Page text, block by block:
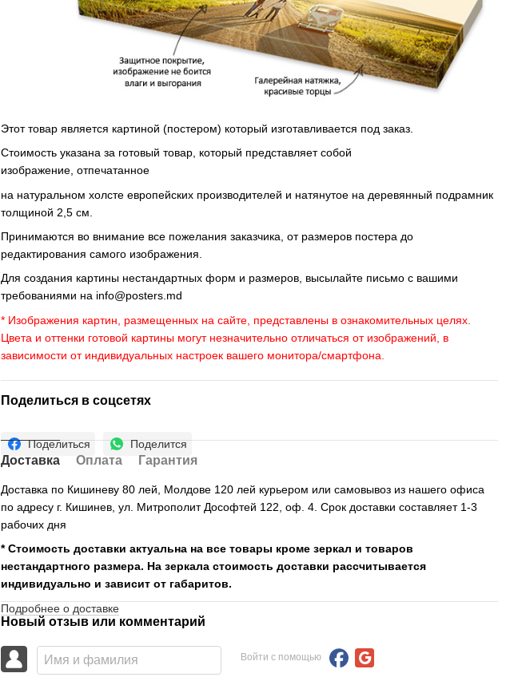
Этот товар является картиной (постером) который изготавливается под заказ.
Стоимость указана за готовый товар, который представляет собой
изображение, отпечатанное
на натуральном холсте европейских производителей и натянутое на деревянный подрамник
толщиной 2,5 см.
Принимаются во внимание все пожелания заказчика, от размеров постера до
редактирования самого изображения.
Для создания картины нестандартных форм и размеров, высылайте письмо c вашими
требованиями на info@posters.md
* Изображения картин, размещенных на сайте, представлены в ознакомительных целях.
Цвета и оттенки готовой картины могут незначительно отличаться от изображений, в
зависимости от индивидуальных настроек вашего монитора/смартфона.
Поделиться в соцсетях
Поделиться Поделится
Доставка Оплата Гарантия
Доставка по Кишиневу 80 лей, Молдове 120 лей курьером или самовывоз из нашего офиса
по адресу г. Кишинев, ул. Митрополит Дософтей 122, оф. 4. Срок доставки составляет 1-3
рабочих дня
* Стоимость доставки актуальна на все товары кроме зеркал и товаров
нестандартного размера. На зеркала стоимость доставки рассчитывается
индивидуально и зависит от габаритов.
Подробнее о доставке
Новый отзыв или комментарий
Войти с помощью